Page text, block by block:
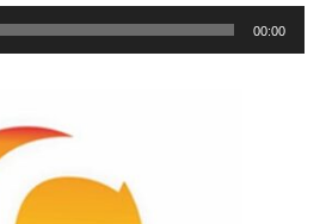
00:00